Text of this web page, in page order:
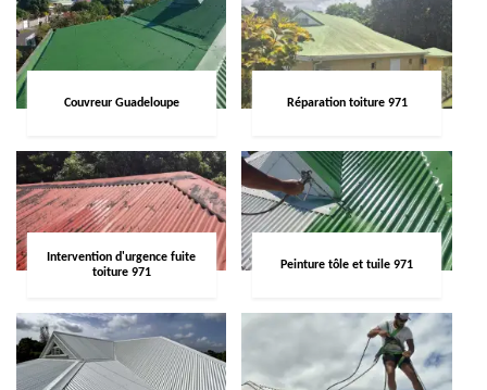
Couvreur Guadeloupe Réparation toiture 971
Intervention d'urgence fuite
toiture 971
Peinture tôle et tuile 971